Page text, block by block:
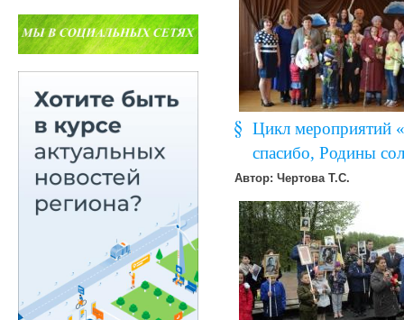
Цикл мероприятий
спасибо, Родины
Автор: Чертова Т.С.